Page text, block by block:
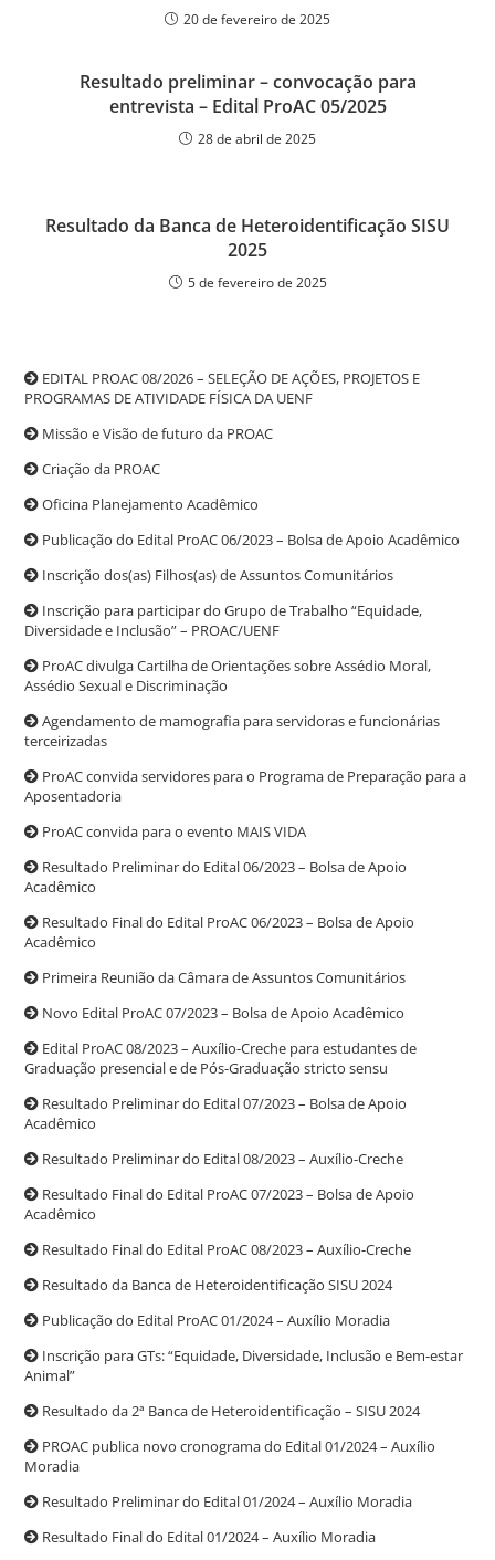
20 de fevereiro de 2025
Resultado preliminar – convocação para
entrevista – Edital ProAC 05/2025
28 de abril de 2025
Resultado da Banca de Heteroidentificação SISU
2025
5 de fevereiro de 2025
EDITAL PROAC 08/2026 – SELEÇÃO DE AÇÕES, PROJETOS E
PROGRAMAS DE ATIVIDADE FÍSICA DA UENF
Missão e Visão de futuro da PROAC
Criação da PROAC
Oficina Planejamento Acadêmico
Publicação do Edital ProAC 06/2023 – Bolsa de Apoio Acadêmico
Inscrição dos(as) Filhos(as) de Assuntos Comunitários
Inscrição para participar do Grupo de Trabalho “Equidade,
Diversidade e Inclusão” – PROAC/UENF
ProAC divulga Cartilha de Orientações sobre Assédio Moral,
Assédio Sexual e Discriminação
Agendamento de mamografia para servidoras e funcionárias
terceirizadas
ProAC convida servidores para o Programa de Preparação para a
Aposentadoria
ProAC convida para o evento MAIS VIDA
Resultado Preliminar do Edital 06/2023 – Bolsa de Apoio
Acadêmico
Resultado Final do Edital ProAC 06/2023 – Bolsa de Apoio
Acadêmico
Primeira Reunião da Câmara de Assuntos Comunitários
Novo Edital ProAC 07/2023 – Bolsa de Apoio Acadêmico
Edital ProAC 08/2023 – Auxílio-Creche para estudantes de
Graduação presencial e de Pós-Graduação stricto sensu
Resultado Preliminar do Edital 07/2023 – Bolsa de Apoio
Acadêmico
Resultado Preliminar do Edital 08/2023 – Auxílio-Creche
Resultado Final do Edital ProAC 07/2023 – Bolsa de Apoio
Acadêmico
Resultado Final do Edital ProAC 08/2023 – Auxílio-Creche
Resultado da Banca de Heteroidentificação SISU 2024
Publicação do Edital ProAC 01/2024 – Auxílio Moradia
Inscrição para GTs: “Equidade, Diversidade, Inclusão e Bem-estar
Animal”
Resultado da 2ª Banca de Heteroidentificação – SISU 2024
PROAC publica novo cronograma do Edital 01/2024 – Auxílio
Moradia
Resultado Preliminar do Edital 01/2024 – Auxílio Moradia
Resultado Final do Edital 01/2024 – Auxílio Moradia